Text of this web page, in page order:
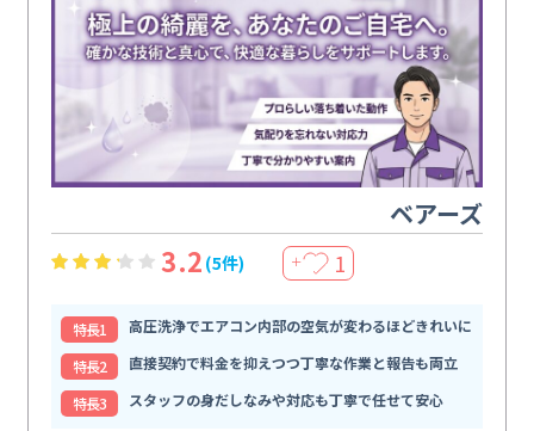
ベアーズ
3.2 (5件) ＋ 1
特⻑1
高圧洗浄でエアコン内部の空気が変わるほどきれいに
特⻑2
直接契約で料金を抑えつつ丁寧な作業と報告も両立
特⻑3
スタッフの身だしなみや対応も丁寧で任せて安心